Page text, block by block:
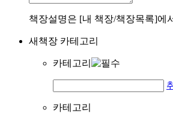
책장설명은 [내 책장/책장목록]에
새책장 카테고리
카테고리
카테고리